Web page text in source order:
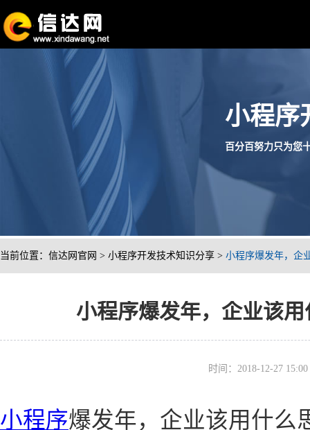
小程序
百分百努力只为您
当前位置： 信达网官网 > 小程序开发技术知识分享 > 小程序爆发年，企
小程序爆发年，企业该
时间：2018-12-27
小程序爆发年，企业该用什么